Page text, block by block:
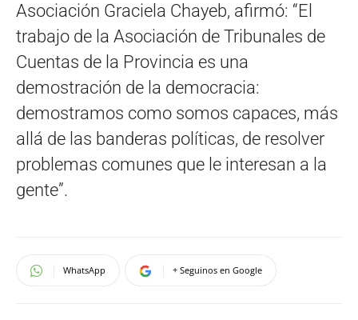
Asociación Graciela Chayeb, afirmó: “El
trabajo de la Asociación de Tribunales de
Cuentas de la Provincia es una
demostración de la democracia:
demostramos como somos capaces, más
allá de las banderas políticas, de resolver
problemas comunes que le interesan a la
gente”.
WhatsApp + Seguinos en Google